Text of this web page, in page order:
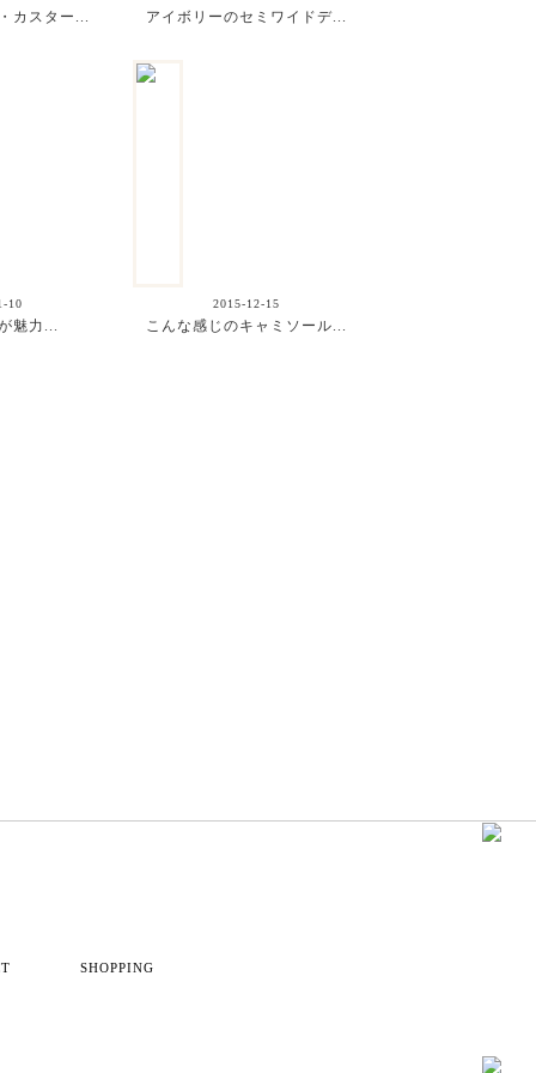
カスター... アイボリーのセミワイドデ...
10
魅力...
2015-12-15
こんな感じのキャミソール...
SHOPPING